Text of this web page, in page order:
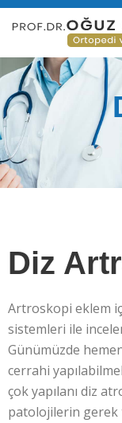
Diz
Artroskopi eklem
sistemleri ile
Günümüzde
cerrahi
çok yapılanı diz
patolojilerin gerek